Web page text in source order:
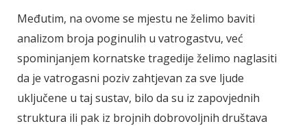
Međutim, na ovome se mjestu ne želimo baviti
analizom broja poginulih u vatrogastvu, već
spominjanjem kornatske tragedije želimo naglasiti
da je vatrogasni poziv zahtjevan za sve ljude
uključene u taj sustav, bilo da su iz zapovjednih
struktura ili pak iz brojnih dobrovoljnih društava